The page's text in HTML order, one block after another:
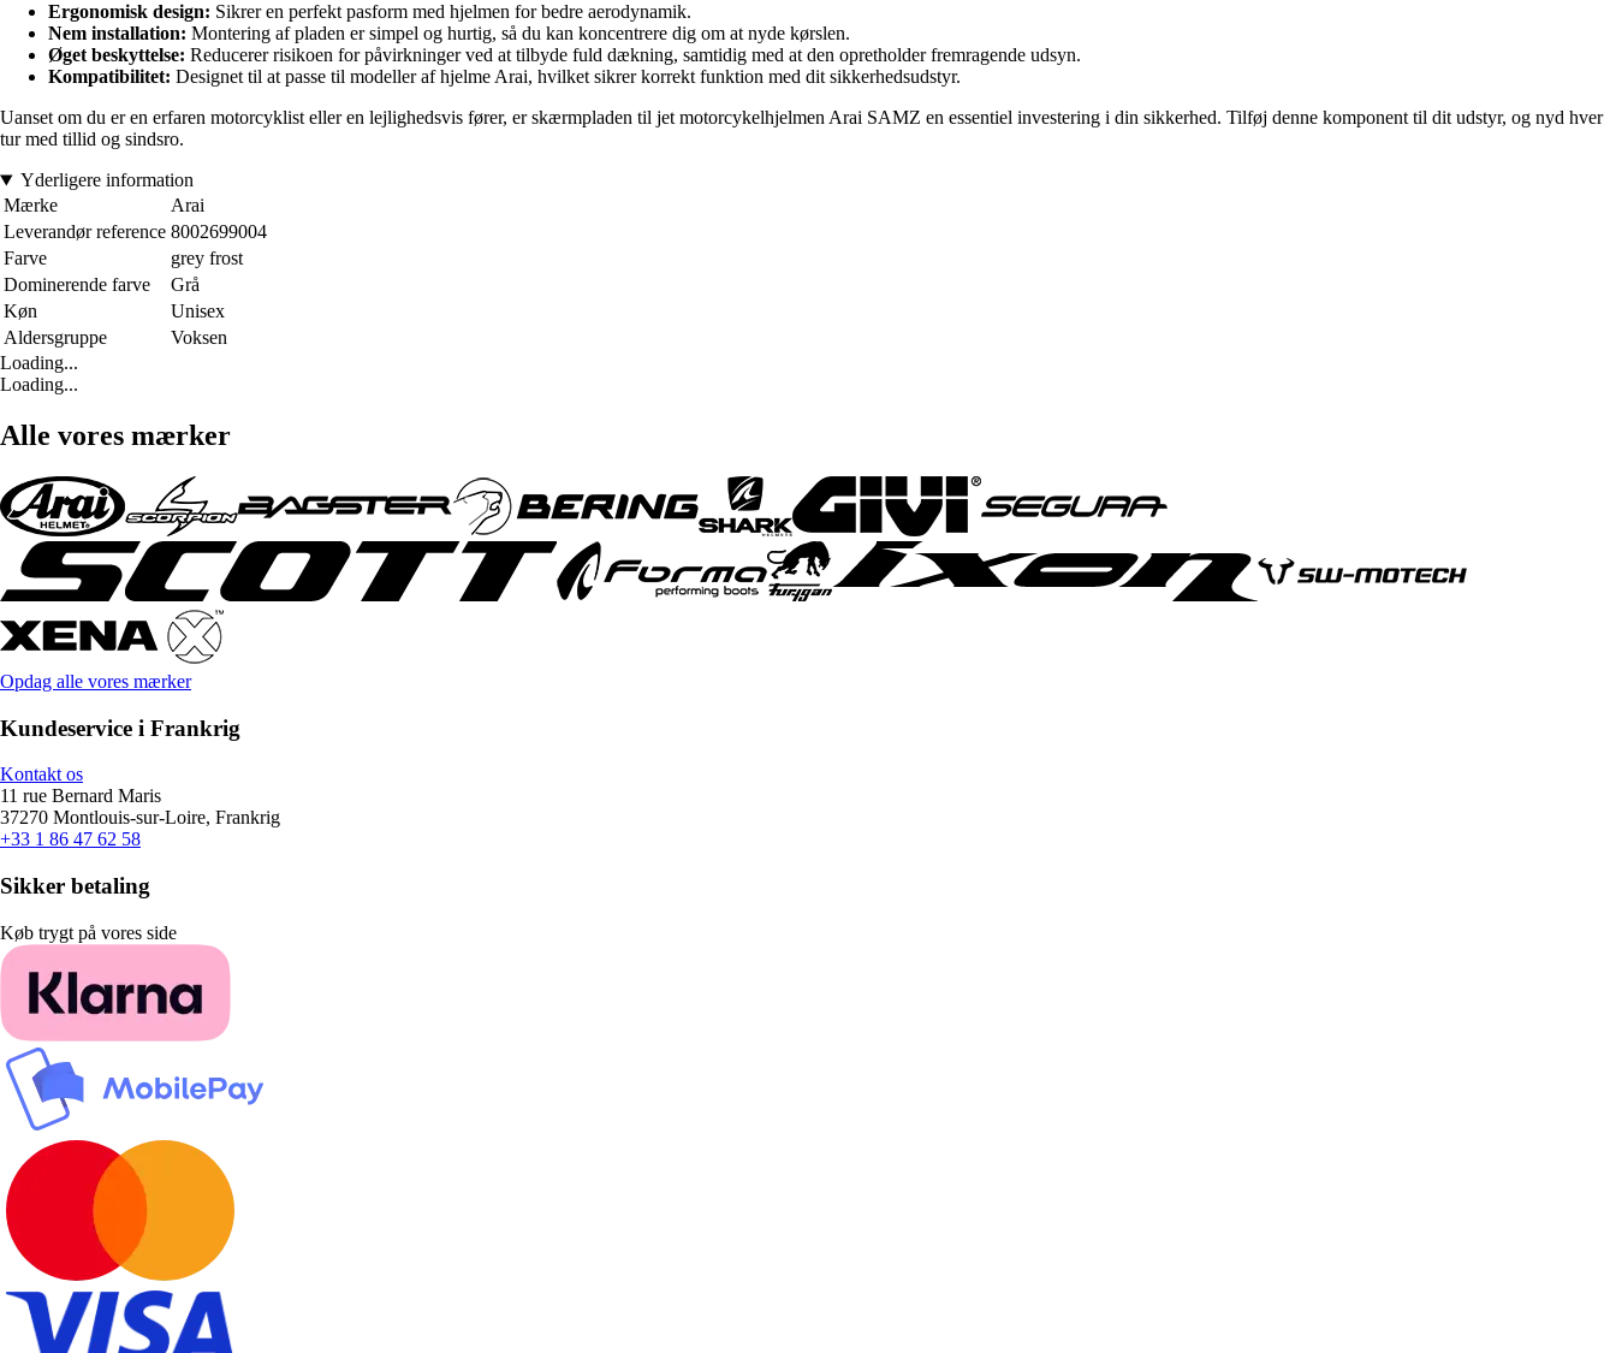
Ergonomisk design: Sikrer en perfekt pasform med hjelmen for bedre aerodynamik.
Nem installation: Montering af pladen er simpel og hurtig, så du kan koncentrere dig om at nyde kørslen.
Øget beskyttelse: Reducerer risikoen for påvirkninger ved at tilbyde fuld dækning, samtidig med at den opretholder fremragende udsyn.
Kompatibilitet: Designet til at passe til modeller af hjelme Arai, hvilket sikrer korrekt funktion med dit sikkerhedsudstyr.
Uanset om du er en erfaren motorcyklist eller en lejlighedsvis fører, er skærmpladen til jet motorcykelhjelmen Arai SAMZ en essentiel investering i din sikkerhed. Tilføj denne komponent til dit udstyr, og nyd hver
tur med tillid og sindsro.
Yderligere information
Mærke
Arai
Leverandør reference 8002699004
Farve
grey frost
Dominerende farve
Grå
Køn
Unisex
Aldersgruppe
Voksen
Loading...
Loading...
Alle vores mærker
Opdag alle vores mærker
Kundeservice i Frankrig
Kontakt os
11 rue Bernard Maris
37270 Montlouis-sur-Loire, Frankrig
+33 1 86 47 62 58
Sikker betaling
Køb trygt på vores side